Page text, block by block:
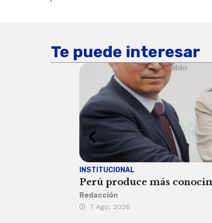
Te puede interesar
INSTITUCIONAL
Perú produce más
Redacción
7 Ago, 2026